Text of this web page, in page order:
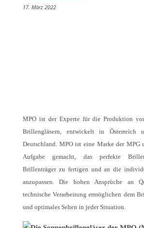
17. März 2022
MPO ist der Experte für die Produktion
Brillengläsern, entwickelt in Österreich
Deutschland. MPO ist eine Marke der MPG
Aufgabe gemacht, das perfekte
Brillenträger zu fertigen und an die
anzupassen. Die hohen Ansprüche an
technische Verarbeitung ermöglichen dem
und optimales Sehen in jeder Situation.